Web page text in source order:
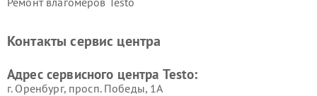
Контакты сервис центра
Адрес сервисного центра Testo:
г. Оренбург, просп. Победы, 1А